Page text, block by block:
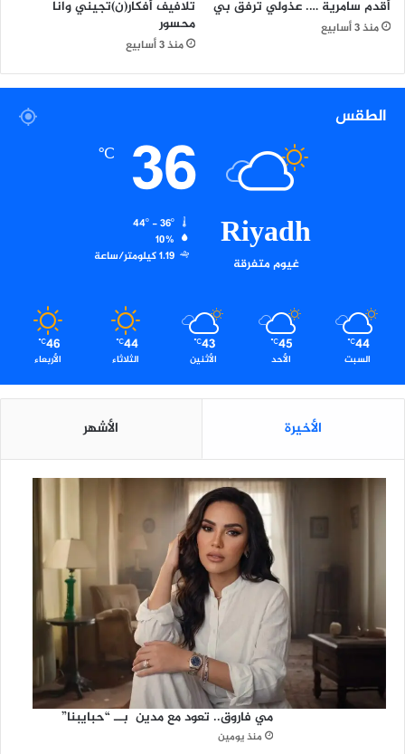
أقدم سامرية …. عذولي ترفق بي
منذ 3 أسابيع
تلافيف أفكار(ن)تجيني وانا
محسور
منذ 3 أسابيع
الطقس
Riyadh
غيوم متفرقة
36
℃
10%
1.19 كيلومتر/ساعة
44
℃
السبت
45
℃
الأحد
43
℃
الأثنين
44
℃
الثلاثاء
46
℃
الأربعاء
الأخيرة الأشهر
مي فاروق.. تعود مع مدين بــ “حبايبنا”
منذ يومين